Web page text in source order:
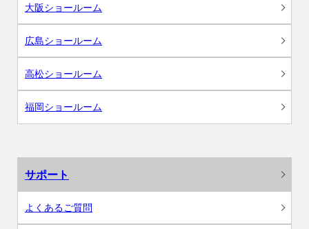
大阪ショールーム
広島ショールーム
高松ショールーム
福岡ショールーム
サポート
よくあるご質問